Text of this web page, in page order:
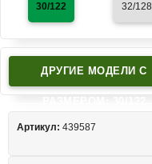
30/122 32/128
ДРУГИЕ МОДЕЛИ C
Артикул: 439587